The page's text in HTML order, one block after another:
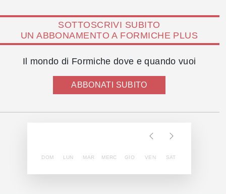
SOTTOSCRIVI SUBITO
UN ABBONAMENTO A FORMICHE PLUS
Il mondo di Formiche dove e quando vuoi
ABBONATI SUBITO
DOM LUN MAR MERC GIO VEN SAT